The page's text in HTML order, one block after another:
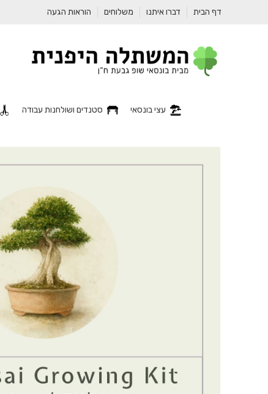
דף הבית דברו איתנו משלוחים הוראות הגעה
עצי בונסאי סטנדים ושולחנות עבודה